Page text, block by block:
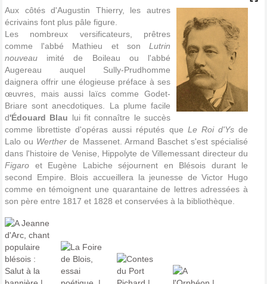
Aux côtés d'Augustin Thierry, les autres
écrivains font plus pâle figure.
Les nombreux versificateurs, prêtres
comme l'abbé Mathieu et son Lutrin
nouveau imité de Boileau ou l'abbé
Augereau auquel Sully-Prudhomme
daignera offrir une élogieuse préface à ses
œuvres, mais aussi laïcs comme Godet-
Briare sont anecdotiques. La plume facile
d'Édouard Blau lui fit connaître le succès
comme librettiste d'opéras aussi réputés que Le Roi d'Ysde
Lalo ou Werther de Massenet. Armand Baschet s'est spécialisé
dans l'histoire de Venise, Hippolyte de Villemessant directeur du
Figaro et Eugène Labiche séjournent en Blésois durant le
second Empire. Blois accueillera la jeunesse de Victor Hugo
comme en témoignent une quarantaine de lettres adressées à
son père entre 1817 et 1828 et conservées à la bibliothèque.